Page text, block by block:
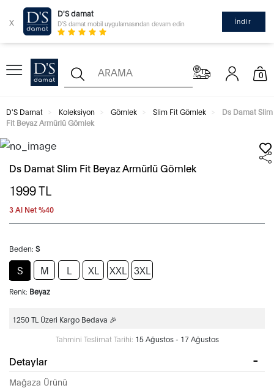
x
D'S damat
D'S damat mobil uygulamasından devam edin İndir
0
D'S Damat Koleksiyon Gömlek Slim Fit Gömlek
Ds Damat Slim
Fit Beyaz Armürlü Gömlek
Ds Damat Slim Fit Beyaz Armürlü Gömlek
1999TL
3 Al Net %40
Beden: S
S M L XL XXL 3XL
Renk: Beyaz
1250 TL Üzeri Kargo Bedava 🎉
Tahmini Teslimat Tarihi: 15 Ağustos - 17 Ağustos
Detaylar
Mağaza Ürünü